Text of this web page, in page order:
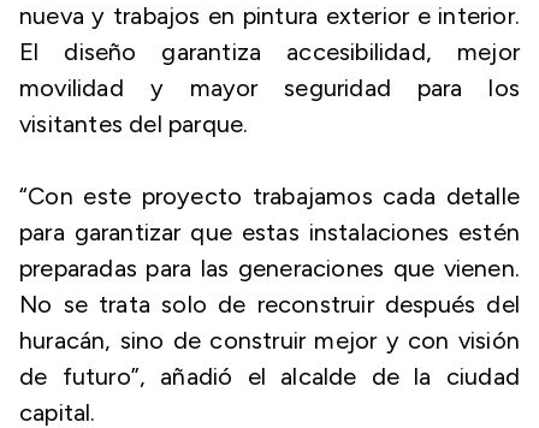
nueva y trabajos en pintura exterior e interior.
El diseño garantiza accesibilidad, mejor
movilidad y mayor seguridad para los
visitantes del parque.
“Con este proyecto trabajamos cada detalle
para garantizar que estas instalaciones estén
preparadas para las generaciones que vienen.
No se trata solo de reconstruir después del
huracán, sino de construir mejor y con visión
de futuro”, añadió el alcalde de la ciudad
capital.